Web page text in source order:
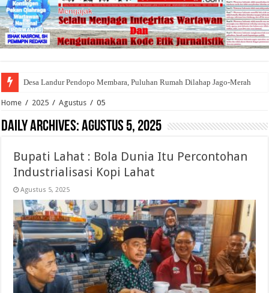
Desa Landur Pendopo Membara, Puluhan Rumah Dilahap Jago-Merah
Home / 2025 / Agustus / 05
Daily Archives:Agustus 5, 2025
Bupati Lahat : Bola Dunia Itu Percontohan
Industrialisasi Kopi Lahat
Agustus 5, 2025